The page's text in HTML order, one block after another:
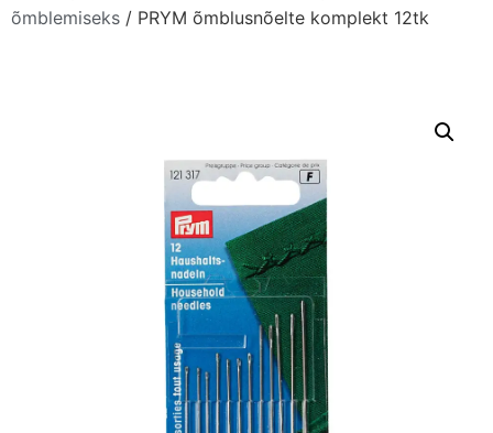
õmblemiseks / PRYM õmblusnõelte komplekt 12tk